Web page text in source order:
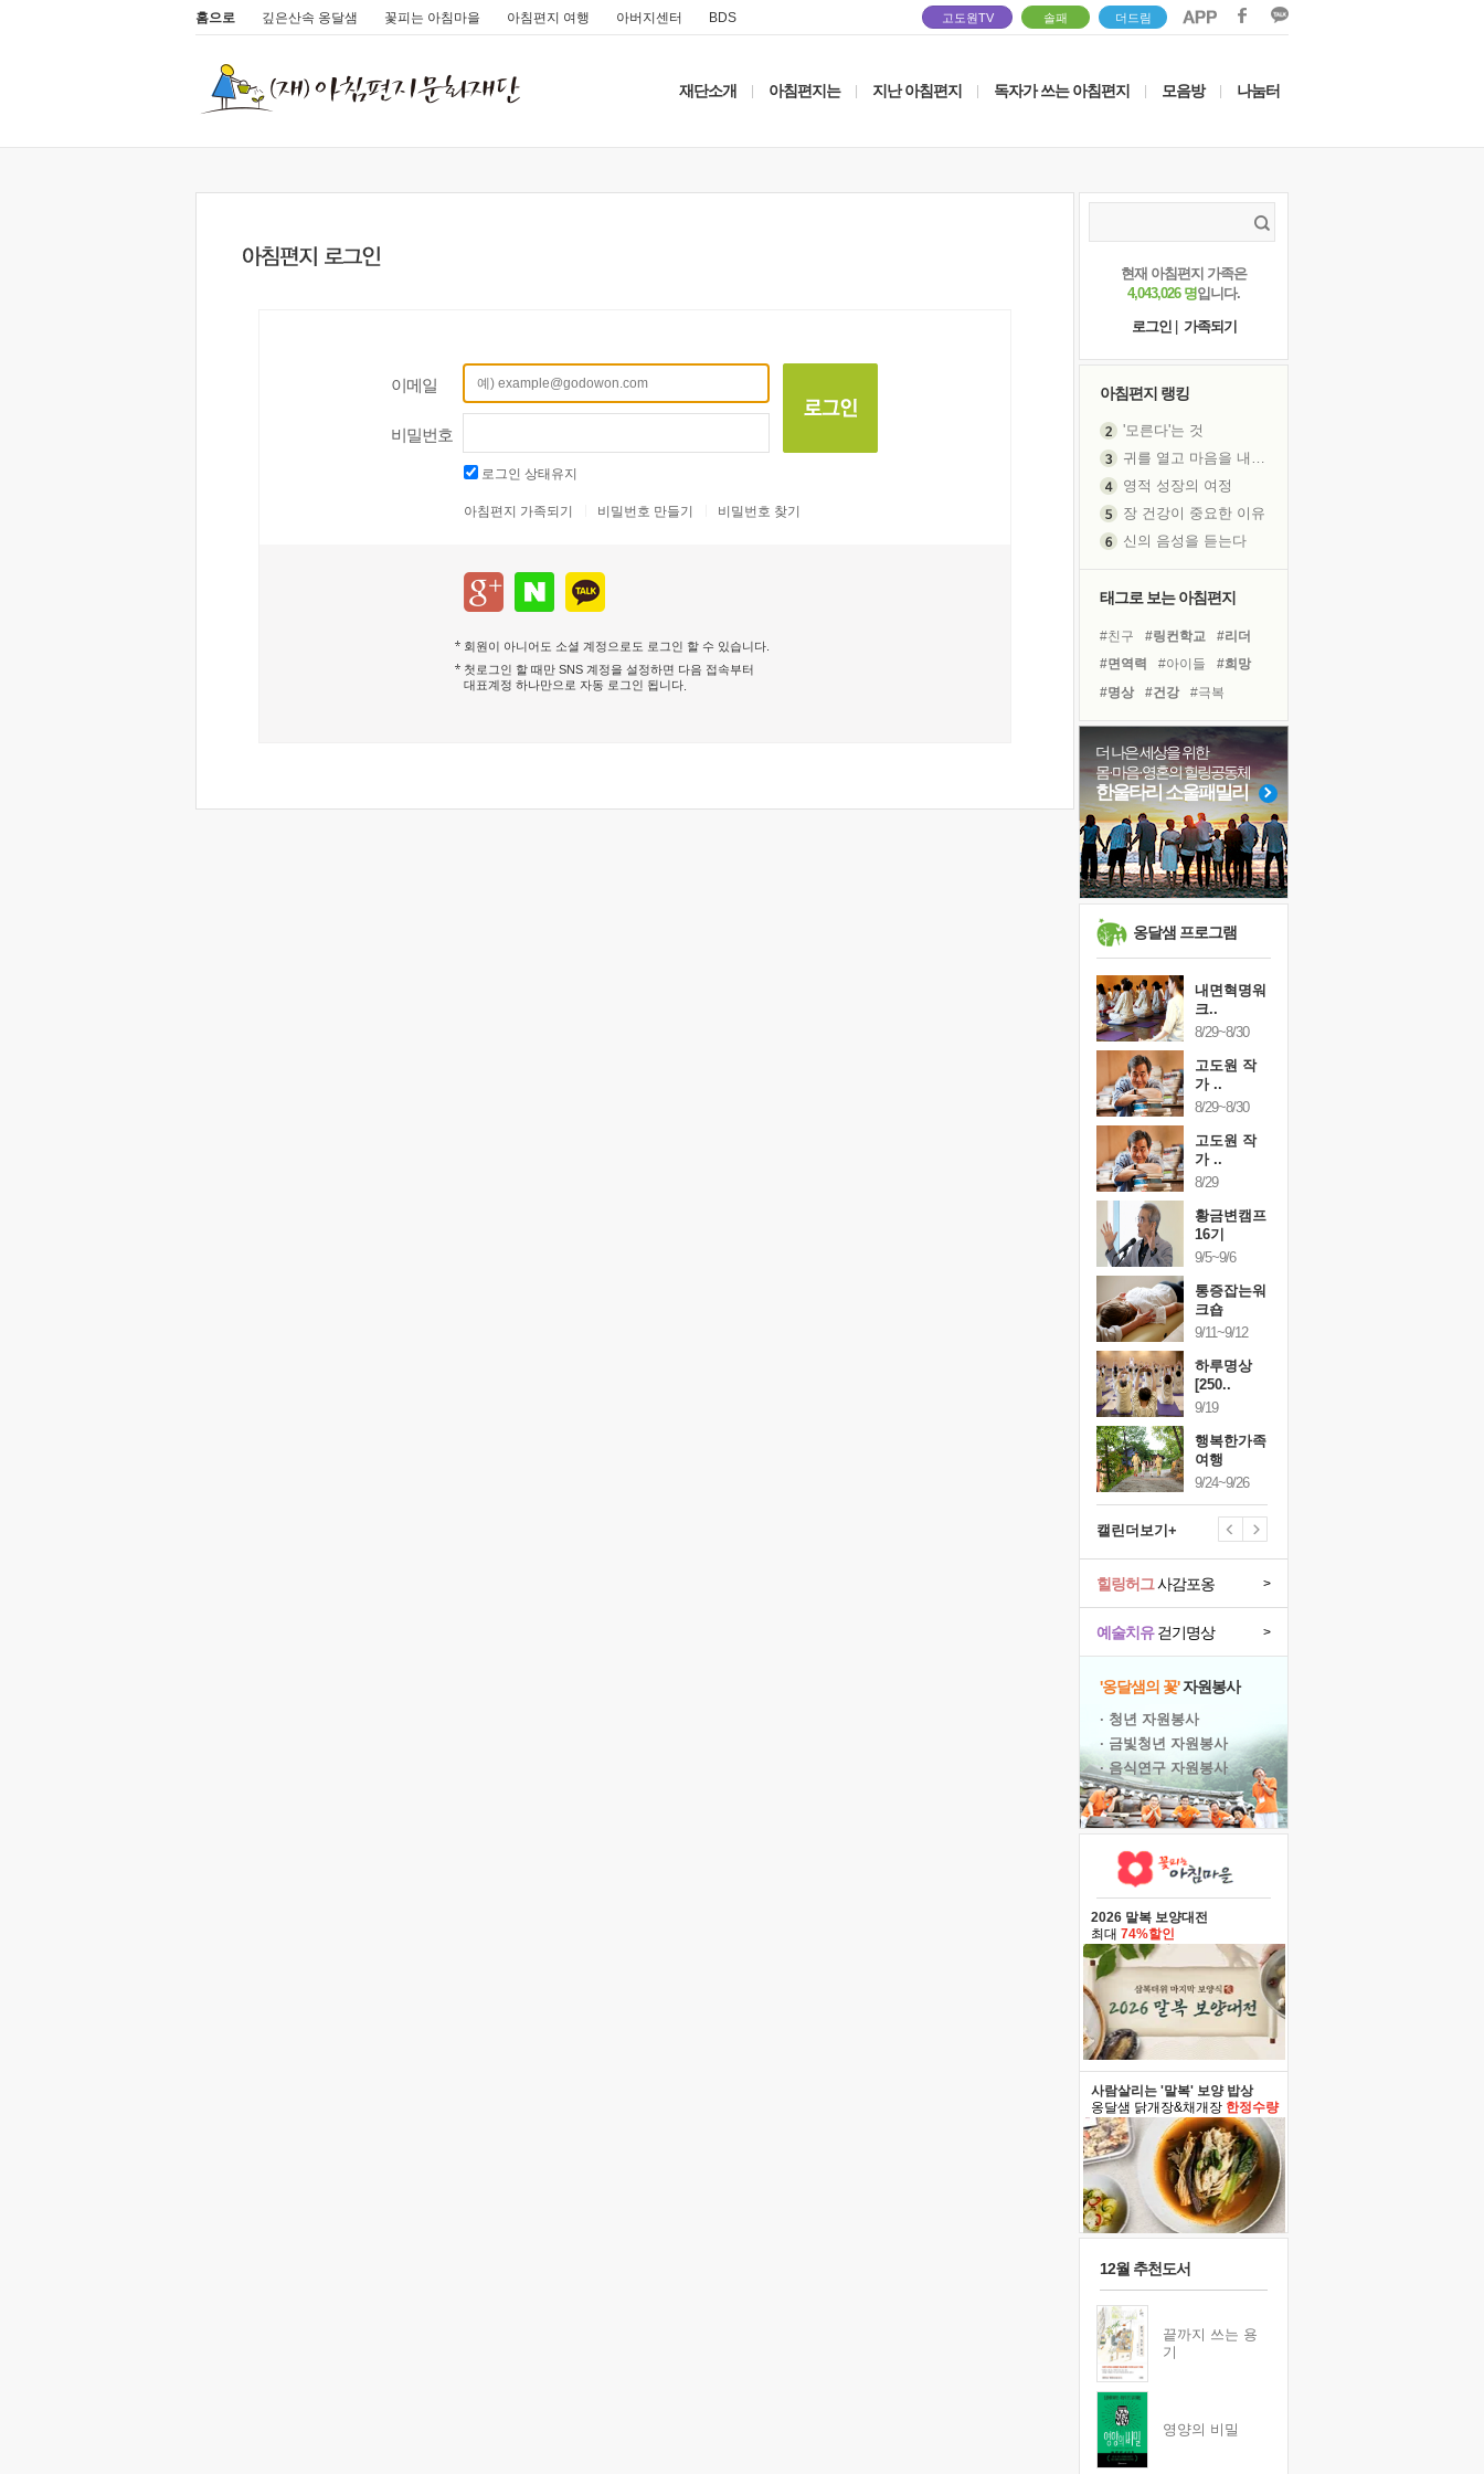
홈으로 깊은산속 옹달샘 꽃피는 아침마을 아침편지 여행 아버지센터 BDS 고도원TV 솔패 더드림
재단소개 아침편지는 지난 아침편지 독자가 쓰는 아침편지 모음방 나눔터
이메일
비밀번호
로그인 상태유지
아침편지 가족되기 비밀번호 만들기 비밀번호 찾기
회원이 아니어도 소셜 계정으로도 로그인 할 수 있습니다.
첫로그인 할 때만 SNS 계정을 설정하면 다음 접속부터
대표계정 하나만으로 자동 로그인 됩니다
현재 아침편지 가족은
4,043,026 명입니다.
로그인
가족되기
아침편지 랭킹
'모른다'는 것
영적 성장의 여정
장 건강이 중요한 이유
신의 음성을 듣는다
극과 극의 양 끝단
피해 갈 수 없는 사건들
처음 손을 잡았던 날
꿈이 실제가 되는 것
'말 타는 법'을 먼저
졸업식 사진을 보며
극심한 변비, 어깨결림, 수면 장애
아픈 아버지를 위한 공간 설계
슬럼프
보고 싶은 어머니
유년 시절의 부산 영도 바다
희망이란
'모른다'는 것
태그로 보는 아침편지
#친구 #링컨학교
#리더
#면역력
#아이들
#희망
#명상
#건강
#극복
#유튜브
#바이러스
#비전캠프
#독서캠프
#사람
#나눔
#독서
#위기
#다짐
#도움
#선택
#힐링
더 나은 세상을 위한
몸·마음·영혼의 힐링공동체
한울타리 소울패밀리
옹달샘 프로그램
내면혁명워
크..
8/29~8/30
고도원 작
가 ..
8/29~8/30
고도원 작
가 ..
8/29
황금변캠프
16기
9/5~9/6
통증잡는워
크숍
9/11~9/12
하루명상
[250..
9/19
행복한가족
여행
9/24~9/26
캘린더보기+
예술치유걷기명상 >
힐링허그사감포옹 >
'옹달샘의 꽃'자원봉사
· 청년 자원봉사
· 금빛청년 자원봉사
· 음식연구 자원봉사
2026 말복 보양대전
최대 74%할인
사람살리는 '말복' 보양 밥상
옹달샘 닭개장&채개장 한정수량
12월 추천도서
끝까지 쓰는 용
기
영양의 비밀